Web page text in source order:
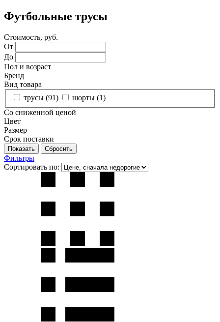
Футбольные трусы
Стоимость, руб.
От
До
Пол и возраст
Бренд
Вид товара
трусы (91) шорты (1)
Со сниженной ценой
Цвет
Размер
Срок поставки
Фильтры
Сортировать по: